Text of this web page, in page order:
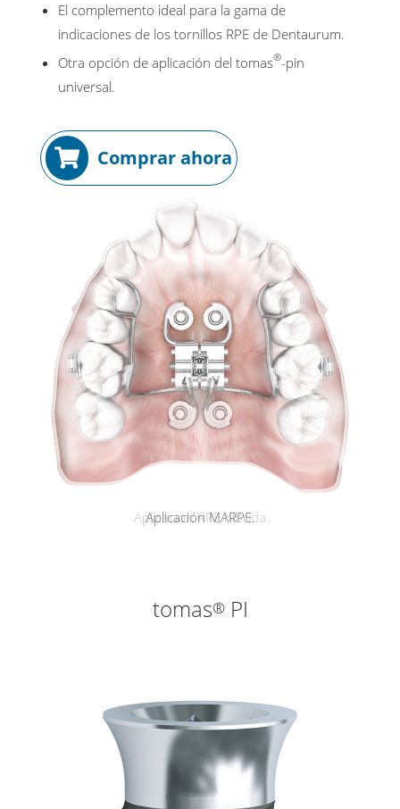
El complemento ideal para la gama de
indicaciones de los tornillos RPE de Dentaurum.
Otra opción de aplicación del tomas®-pin
universal.
Comprar ahora
Aplicación MARPE.
Aplicación RPE híbrida.
tomas®PI